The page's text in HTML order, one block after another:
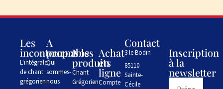
Les
incontournables
L'intégrale
de chant
grégorien
A
propos
Qui
sommes-
nous
Nos
produits
Chant
Grégorien
Achat
en
ligne
Compte
Contact
3 le Bodin
85110
Sainte-
Cécile
Inscription
à la
newsletter